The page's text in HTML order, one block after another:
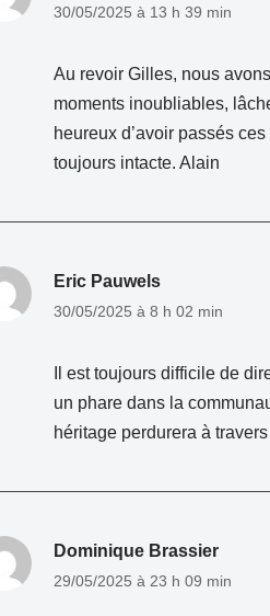
30/05/2025 à 13 h 39 min
Au revoir Gilles, nous
moments inoubliables,
heureux d’avoir passés
toujours intacte. Alain
Eric Pauwels
30/05/2025 à 8 h 02 min
Il est toujours difficile de
un phare dans la
héritage perdurera à
Dominique Brassier
29/05/2025 à 23 h 09 min